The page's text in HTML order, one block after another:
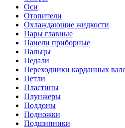
Оси
Отопители
Охлаждающие жидкости
Пары главные
Панели приборные
Пальцы
Педали
Переходники карданных
Петли
Пластины
Плунжеры
Поддоны
Подножки
Подшипники